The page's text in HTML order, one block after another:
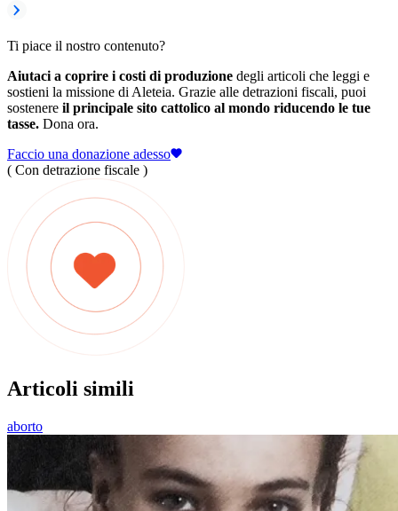
Ti piace il nostro contenuto?
Aiutaci a coprire i costi di produzione degli articoli che leggi e
sostieni la missione di Aleteia. Grazie alle detrazioni fiscali, puoi
sostenere il principale sito cattolico al mondo riducendo le tue
tasse. Dona ora.
Faccio una donazione adesso
( Con detrazione fiscale )
Articoli simili
aborto